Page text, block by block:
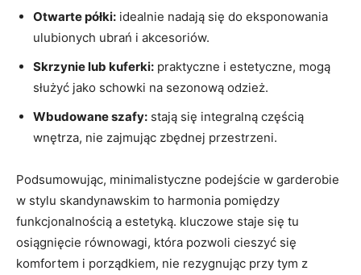
Otwarte półki: idealnie nadają się do eksponowania
ulubionych ubrań i akcesoriów.
Skrzynie lub kuferki: praktyczne i estetyczne, mogą
służyć jako schowki na sezonową odzież.
Wbudowane szafy: stają się integralną częścią
wnętrza, nie zajmując zbędnej przestrzeni.
Podsumowując, minimalistyczne podejście w garderobie
w stylu skandynawskim to harmonia pomiędzy
funkcjonalnością a estetyką. kluczowe staje się tu
osiągnięcie równowagi, która pozwoli cieszyć się
komfortem i porządkiem, nie rezygnując przy tym z